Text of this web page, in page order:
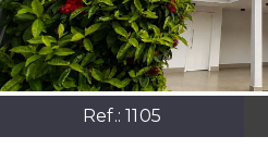
Ref.: 1105